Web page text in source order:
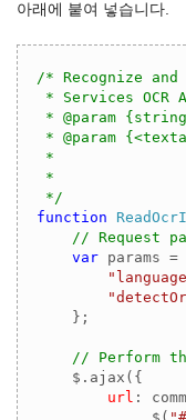
아래에 붙여 넣습니다.
/* Recognize
* Services OCR
* @param
* @param
*
*
*/
function
// Request
var params =
    };
// Perform
    $.ajax({
url :